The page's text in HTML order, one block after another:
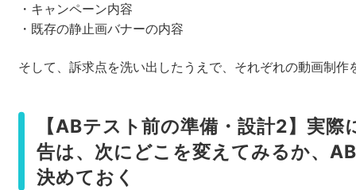
・キャンペーン内容
・既存の静止画バナーの内容
そして、訴求点を洗い出したうえで、それぞれの動画制作
【ABテスト前の準備・設計2】実際
告は、次にどこを変えてみるか、
決めておく